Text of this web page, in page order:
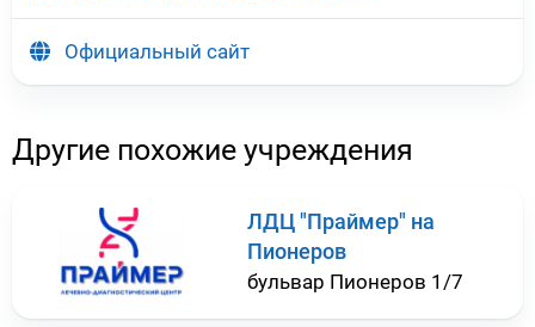
Официальный сайт
Другие похожие учреждения
ЛДЦ "Праймер" на
Пионеров
бульвар Пионеров 1/7